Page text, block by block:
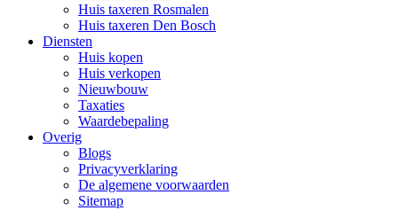
Huis taxeren Rosmalen
Huis taxeren Den Bosch
Diensten
Huis kopen
Huis verkopen
Nieuwbouw
Taxaties
Waardebepaling
Overig
Blogs
Privacyverklaring
De algemene voorwaarden
Sitemap